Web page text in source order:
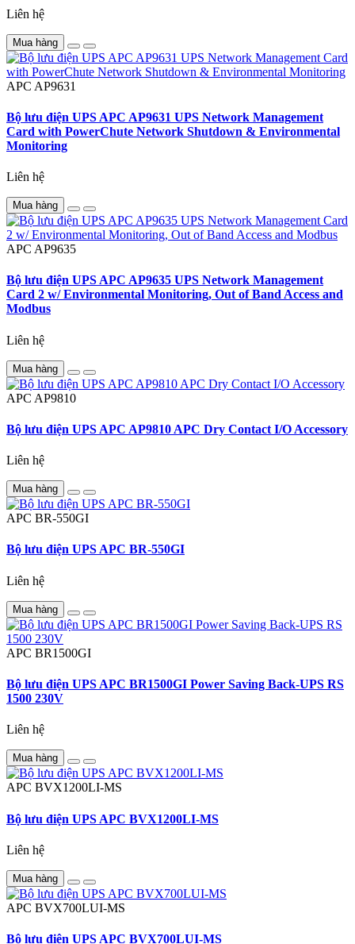
Liên hệ
Mua hàng
APC AP9631
Bộ lưu điện UPS APC AP9631 UPS Network Management
Card with PowerChute Network Shutdown & Environmental
Monitoring
Liên hệ
Mua hàng
APC AP9635
Bộ lưu điện UPS APC AP9635 UPS Network Management
Card 2 w/ Environmental Monitoring, Out of Band Access and
Modbus
Liên hệ
Mua hàng
APC AP9810
Bộ lưu điện UPS APC AP9810 APC Dry Contact I/O Accessory
Liên hệ
Mua hàng
APC BR-550GI
Bộ lưu điện UPS APC BR-550GI
Liên hệ
Mua hàng
APC BR1500GI
Bộ lưu điện UPS APC BR1500GI Power Saving Back-UPS RS
1500 230V
Liên hệ
Mua hàng
APC BVX1200LI-MS
Bộ lưu điện UPS APC BVX1200LI-MS
Liên hệ
Mua hàng
APC BVX700LUI-MS
Bộ lưu điện UPS APC BVX700LUI-MS